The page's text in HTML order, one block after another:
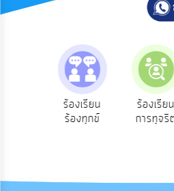
บริการ
ร้องเรียน
ร้องทุกข์
ร้องเรียน
การทุจริต